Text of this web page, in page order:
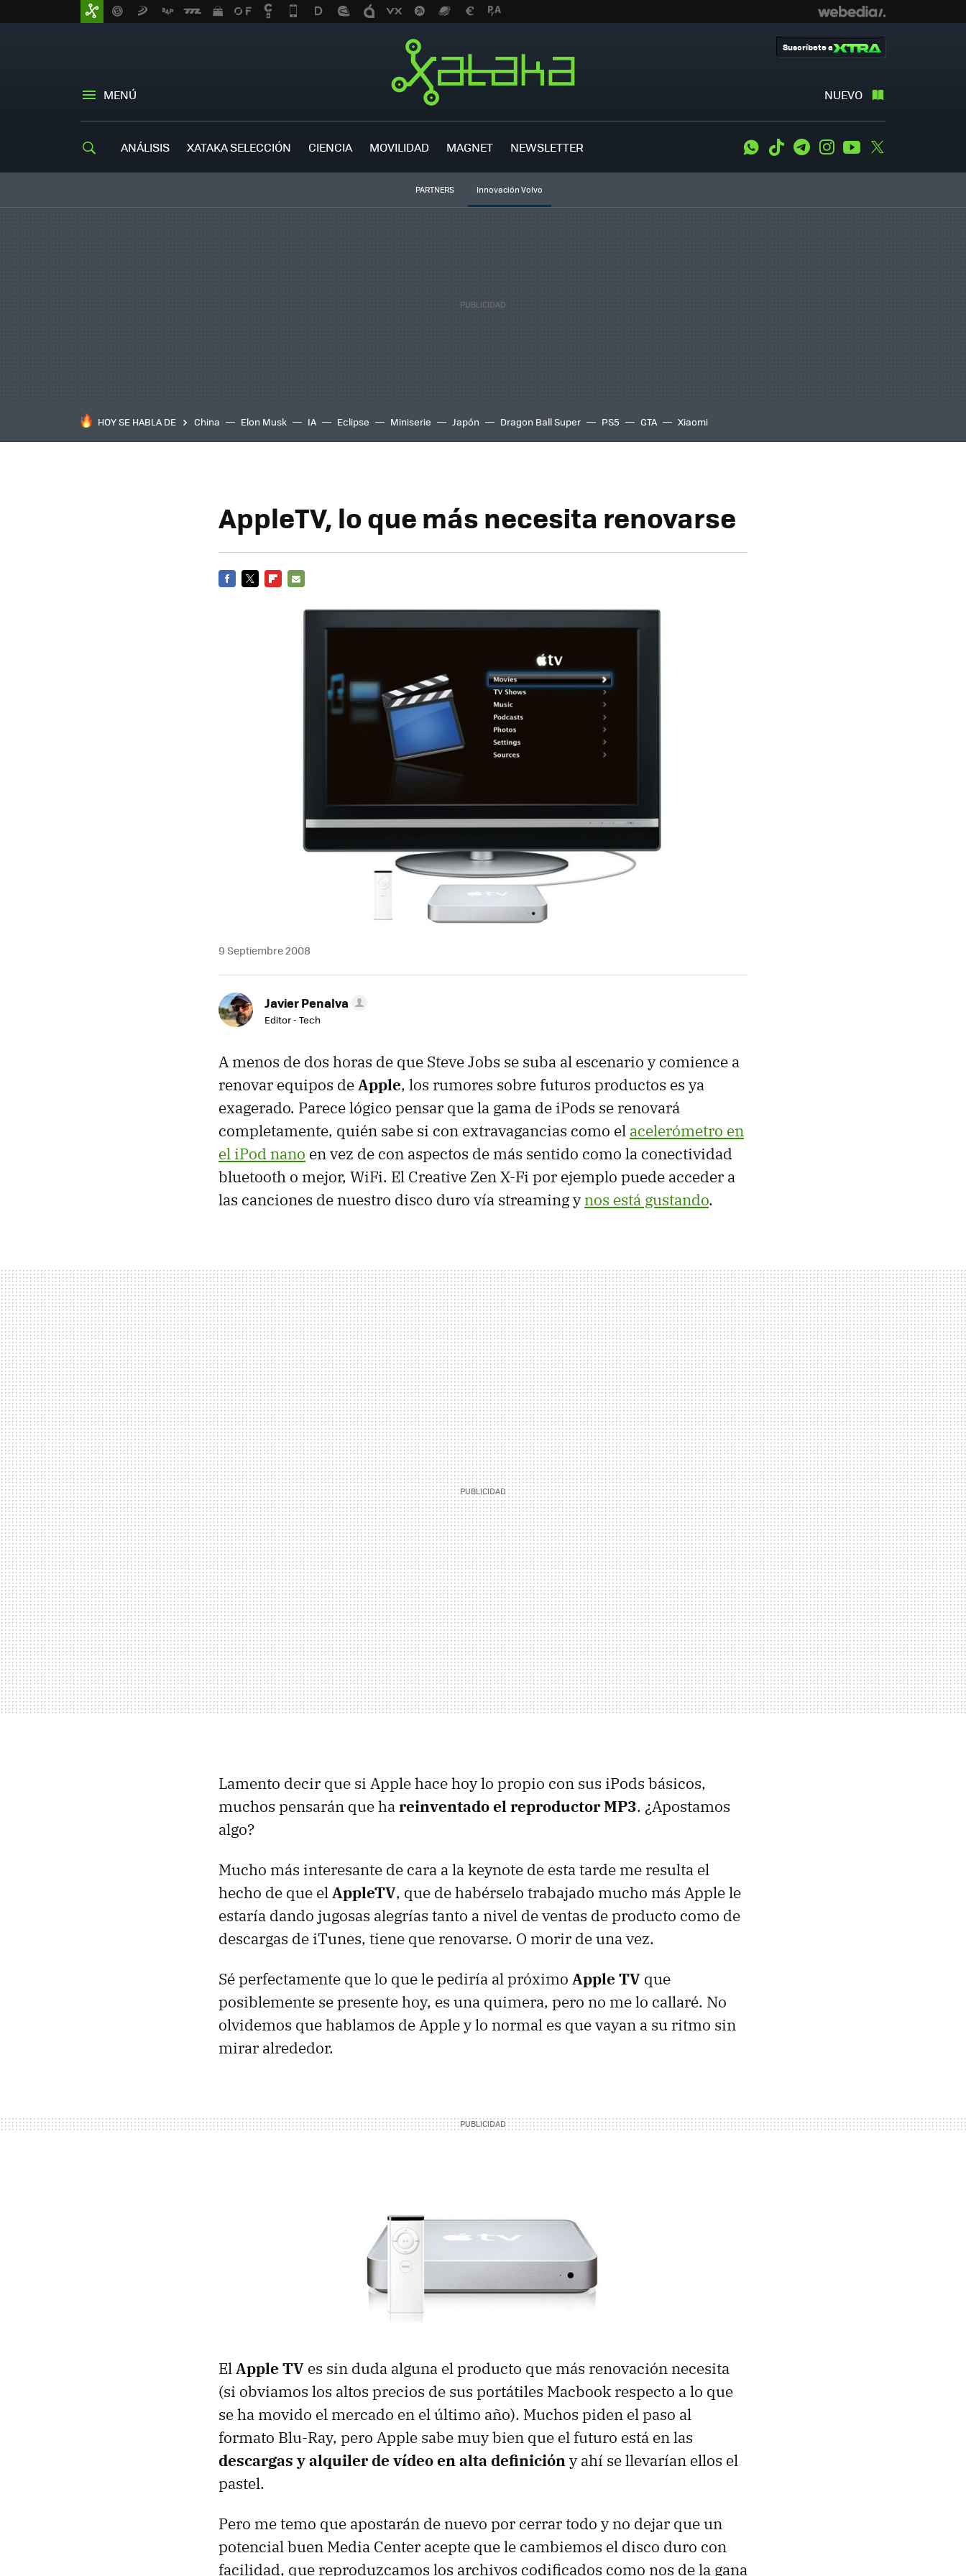
MENÚ NUEVO
Suscríbete a
ANÁLISIS XATAKA SELECCIÓN CIENCIA MOVILIDAD MAGNET NEWSLETTER WhatsApp
Tiktok TelegramInstagramYoutube
PARTNERS Innovación Volvo
HOY SE HABLA DE China Elon Musk IA Eclipse Miniserie Japón Dragon Ball Super PS5 GTA Xiaomi
AppleTV, lo que más necesita renovarse
MAIL
9 Septiembre 2008
Javier Penalva
Editor - Tech
A menos de dos horas de que Steve Jobs se suba al escenario y comience a
renovar equipos deApple, los rumores sobre futuros productos es ya
exagerado. Parece lógico pensar que la gama de iPods se renovará
completamente, quién sabe si con extravagancias como el acelerómetro en
el iPod nano en vez de con aspectos de más sentido como la conectividad
bluetooth o mejor, WiFi. El Creative Zen X-Fi por ejemplo puede acceder a
las canciones de nuestro disco duro vía streaming ynos está gustando.
Lamento decir que si Apple hace hoy lo propio con sus iPods básicos,
muchos pensarán que hareinventado el reproductor MP3. ¿Apostamos
algo?
Mucho más interesante de cara a la keynote de esta tarde me resulta el
hecho de que elAppleTV, que de habérselo trabajado mucho más Apple le
estaría dando jugosas alegrías tanto a nivel de ventas de producto como de
descargas de iTunes, tiene que renovarse. O morir de una vez.
Sé perfectamente que lo que le pediría al próximo Apple TV que
posiblemente se presente hoy, es una quimera, pero no me lo callaré. No
olvidemos que hablamos de Apple y lo normal es que vayan a su ritmo sin
mirar alrededor.
ElApple TV es sin duda alguna el producto que más renovación necesita
(si obviamos los altos precios de sus portátiles Macbook respecto a lo que
se ha movido el mercado en el último año). Muchos piden el paso al
formato Blu-Ray, pero Apple sabe muy bien que el futuro está en las
descargas y alquiler de vídeo en alta definicióny ahí se llevarían ellos el
pastel.
Pero me temo que apostarán de nuevo por cerrar todo y no dejar que un
potencial buen Media Center acepte que le cambiemos el disco duro con
facilidad, que reproduzcamos los archivos codificados como nos de la gana